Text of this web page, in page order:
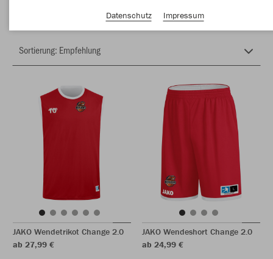
JAKO Wendetrikot Change 2.0
ab 27,99 €
JAKO Wendeshort Change 2.0
ab 24,99 €
Datenschutz
Impressum